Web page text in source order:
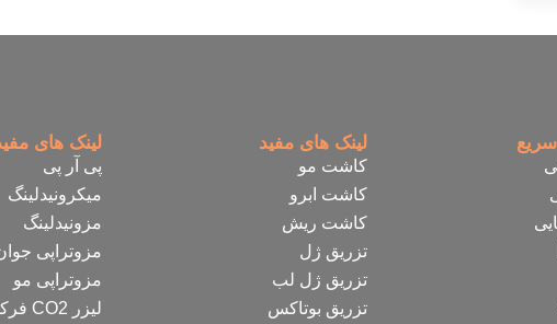
لینک های مفید
کاشت مو
کاشت ابرو
کاشت ریش
تزریق ژل
تزریق ژل لب
تزریق بوتاکس
لینک های
پی آر پی
میکرونیدلینگ
مزونیدلینگ
مزوتراپی
مزوتراپی مو
لیزر CO2 فرکشنال